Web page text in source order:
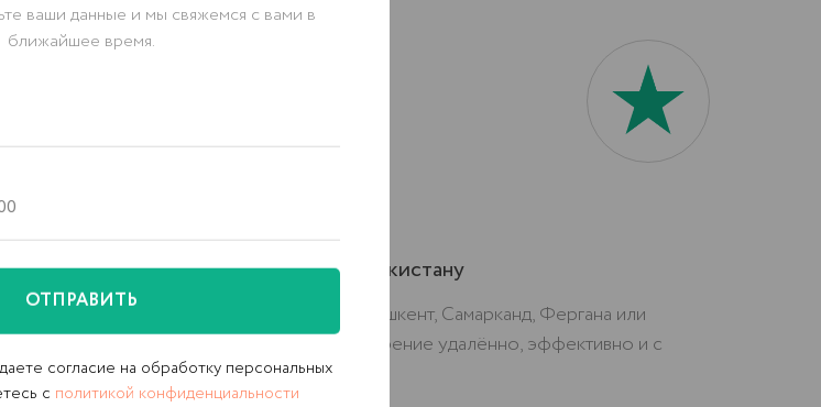
Работаем по всему Узбекистану
Независимо от города — Ташкент, Самарканд, Фергана или
Нукус — мы проводим внедрение удалённо, эффективно и с
полным сопровождением.
ваши данные и мы свяжемся с вами в
ближайшее время.
ОТПРАВИТЬ
согласие на обработку персональных
c политикой конфиденциальности